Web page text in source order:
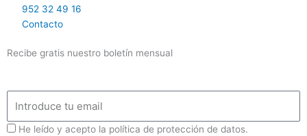
952 32 49 16
Contacto
Recibe gratis nuestro boletín mensual
ProteccionDatos
He leído y acepto la política de protección de datos.